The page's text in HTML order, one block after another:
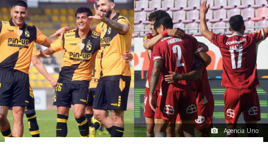
Agencia Uno